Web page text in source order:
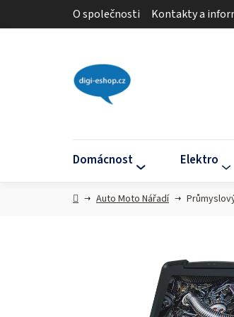
O společnosti Kontakty a
Domácnost Elektro
DomůAuto Moto Nářadí